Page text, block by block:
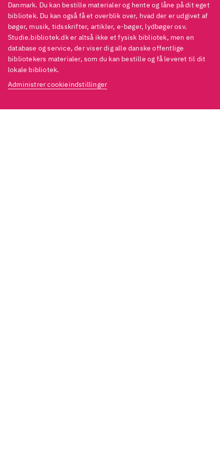
Danmark. Du kan bestille materialer og hente og låne på dit eget
bibliotek. Du kan også få et overblik over, hvad der er udgivet af
bøger, musik, tidsskrifter, artikler, e-bøger, lydbøger osv.
Studie.bibliotek.dk er altså ikke et fysisk bibliotek, men en
database og service, der viser dig alle danske offentlige
bibliotekers materialer, som du kan bestille og få leveret til dit
lokale bibliotek.
Administrer cookieindstillinger